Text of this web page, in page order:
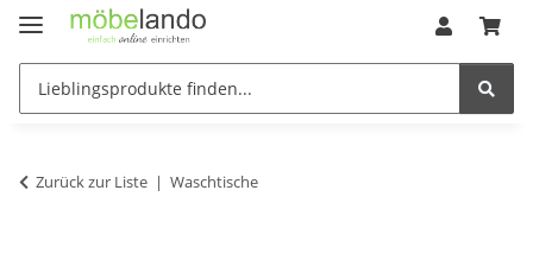
Zurück zur Liste Waschtische